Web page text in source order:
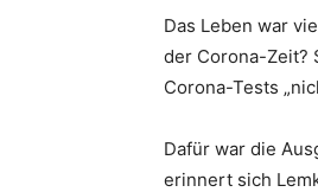
Das Leben war
der Corona-Zeit?
Corona-Tests
Dafür war die
erinnert sich